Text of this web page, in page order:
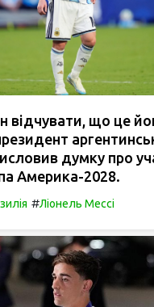
відчувати, що це
думку про
Америка-2028.
#Ліонель Мессі